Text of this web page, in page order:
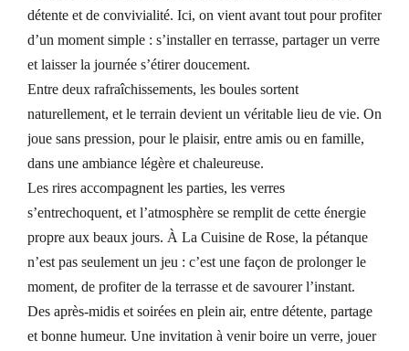
détente et de convivialité. Ici, on vient avant tout pour profiter
d’un moment simple : s’installer en terrasse, partager un verre
et laisser la journée s’étirer doucement.
Entre deux rafraîchissements, les boules sortent
naturellement, et le terrain devient un véritable lieu de vie. On
joue sans pression, pour le plaisir, entre amis ou en famille,
dans une ambiance légère et chaleureuse.
Les rires accompagnent les parties, les verres
s’entrechoquent, et l’atmosphère se remplit de cette énergie
propre aux beaux jours. À La Cuisine de Rose, la pétanque
n’est pas seulement un jeu : c’est une façon de prolonger le
moment, de profiter de la terrasse et de savourer l’instant.
Des après-midis et soirées en plein air, entre détente, partage
et bonne humeur. Une invitation à venir boire un verre, jouer